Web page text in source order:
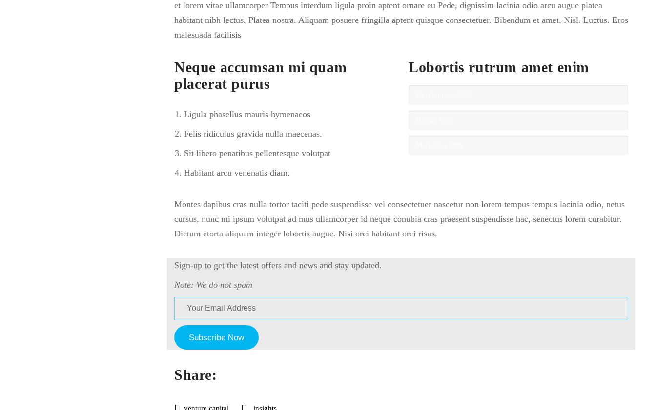
et lorem vitae ullamcorper Tempus interdum ligula proin aptent ornare eu Pede, dignissim lacinia odio arcu augue platea
habitant nibh lectus. Platea nostra. Aliquam posuere fringilla aptent quisque consectetuer. Bibendum et amet. Nisl. Luctus. Eros
malesuada facilisis
Neque accumsan mi quam
placerat purus
Ligula phasellus mauris hymenaeos
Felis ridiculus gravida nulla maecenas.
Sit libero penatibus pellentesque volutpat
Habitant arcu venenatis diam.
Lobortis rutrum amet enim
Montes dapibus cras nulla tortor taciti pede suspendisse vel consectetuer nascetur non lorem tempus tempus lacinia odio, netus
cursus, nunc mi ipsum volutpat ad mus ullamcorper id neque conubia cras praesent suspendisse hac, senectus lorem curabitur.
Dictum etorta aliquam integer lobortis augue. Nisi orci habitant orci risus.
Sign-up to get the latest offers and news and stay updated.
Note: We do not spam
Share:
venture capital insights